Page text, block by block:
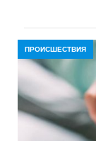
ПРОИСШЕСТВИЯ